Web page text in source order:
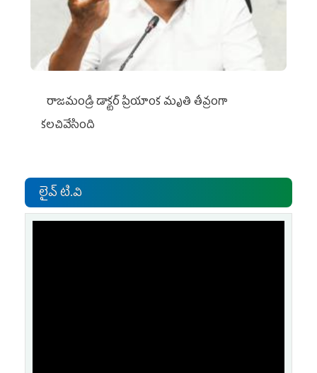
రాజమండ్రి డాక్టర్‌ ప్రియాంక మృతి తీవ్రంగా
కలచివేసింది
లైవ్ టి.వి